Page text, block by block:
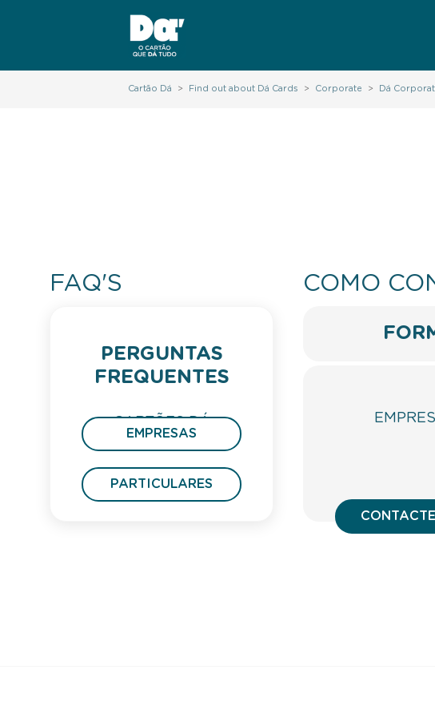
Cartão Dá > Find out about Dá Cards > Corporate > Dá
FAQ'S
PERGUNTAS
FREQUENTES
CARTÕES DÁ
PRESENTE
EMPRESAS
PARTICULARES
COMO